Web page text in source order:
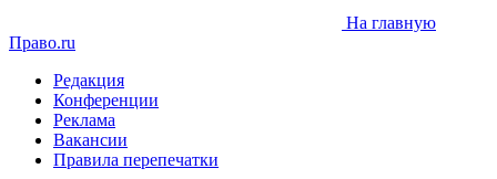
На главную
Право.ru
Редакция
Конференции
Реклама
Вакансии
Правила перепечатки